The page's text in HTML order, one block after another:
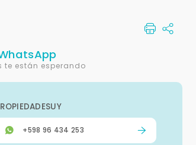
te están esperando
+598 96 434 253